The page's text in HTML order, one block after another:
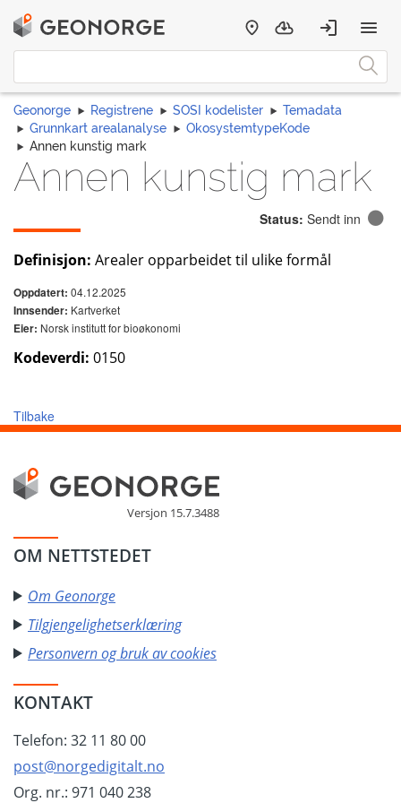
Geonorge Registrene SOSI kodelister
Temadata
Grunnkart arealanalyse
OkosystemtypeKode
Annen kunstig mark
Annen kunstig mark
Status: Sendt inn
Definisjon: Arealer opparbeidet til ulike formål
Oppdatert: 04.12.2025
Innsender: Kartverket
Eier: Norsk institutt for bioøkonomi
Kodeverdi: 0150
Tilbake